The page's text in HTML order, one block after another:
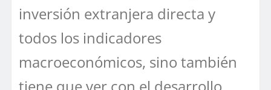
inversión extranjera directa y
todos los indicadores
macroeconómicos, sino también
tiene que ver con el desarrollo